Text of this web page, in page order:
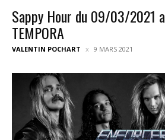
Sappy Hour du 09/03/2021
TEMPORA
VALENTIN POCHART 9 MARS 2021